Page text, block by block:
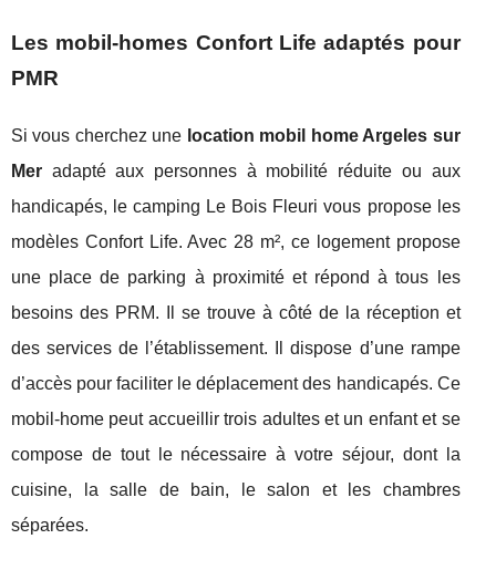
Les mobil-homes Confort Life adaptés pour
PMR
Si vous cherchez une location mobil home Argeles sur
Mer adapté aux personnes à mobilité réduite ou aux
handicapés, le camping Le Bois Fleuri vous propose les
modèles Confort Life. Avec 28 m², ce logement propose
une place de parking à proximité et répond à tous les
besoins des PRM. Il se trouve à côté de la réception et
des services de l’établissement. Il dispose d’une rampe
d’accès pour faciliter le déplacement des handicapés. Ce
mobil-home peut accueillir trois adultes et un enfant et se
compose de tout le nécessaire à votre séjour, dont la
cuisine, la salle de bain, le salon et les chambres
séparées.